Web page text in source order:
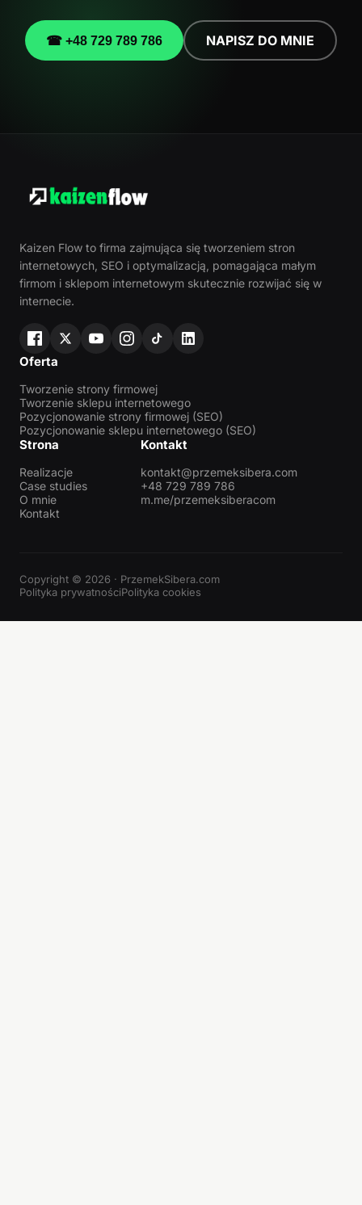
☎ +48 729 789 786 NAPISZ DO MNIE
Kaizen Flow to firma zajmująca się tworzeniem stron
internetowych, SEO i optymalizacją, pomagająca małym
firmom i sklepom internetowym skutecznie rozwijać się w
internecie.
Oferta
Tworzenie strony firmowej
Tworzenie sklepu internetowego
Pozycjonowanie strony firmowej (SEO)
Pozycjonowanie sklepu internetowego (SEO)
Strona
Realizacje
Case studies
O mnie
Kontakt
Kontakt
kontakt@przemeksibera.com
+48 729 789 786
m.me/przemeksiberacom
Copyright © 2026 · PrzemekSibera.com
Polityka prywatnościPolityka cookies